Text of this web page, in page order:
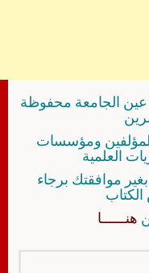
عين الجامعة محفوظة
ومؤسسات
العلمية
موافقتك برجاء
هنــــــا